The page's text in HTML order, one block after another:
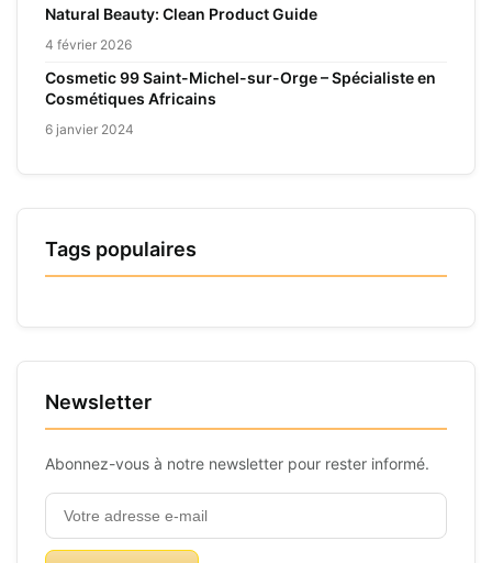
Natural Beauty: Clean Product Guide
4 février 2026
Cosmetic 99 Saint-Michel-sur-Orge – Spécialiste en
Cosmétiques Africains
6 janvier 2024
Tags populaires
Newsletter
Abonnez-vous à notre newsletter pour rester informé.